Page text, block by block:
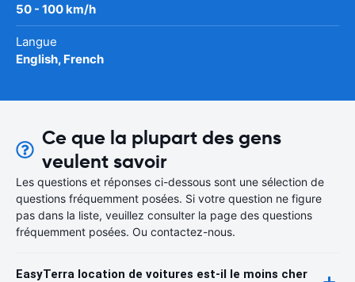
50 - 100 km/h
Langue
English, French
Ce que la plupart des gens
veulent savoir
Les questions et réponses ci-dessous sont une sélection de
questions fréquemment posées. Si votre question ne figure
pas dans la liste, veuillez consulter la page des questions
fréquemment posées. Ou contactez-nous.
EasyTerra location de voitures est-il le moins cher